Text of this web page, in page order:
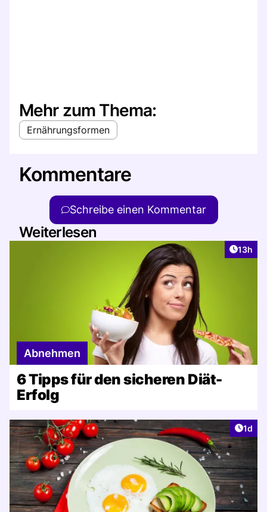
Mehr zum Thema:
Ernährungsformen
Kommentare
Schreibe einen Kommentar
Weiterlesen
Artikel
13h
Abnehmen
6 Tipps für den sicheren Diät-
Erfolg
1d